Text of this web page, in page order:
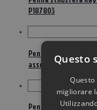
P187803
Penne a sfera a
assortiti (conf.20)
Penne a sfera a
Questo
migliorare